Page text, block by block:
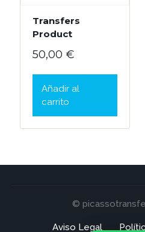
Transfers
Product
50,00 €
Añadir al
carrito
©
Aviso Legal